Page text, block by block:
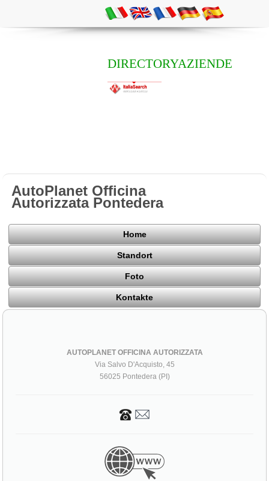
DIRECTORYAZIENDE
AutoPlanet Officina
Autorizzata Pontedera
Home
Standort
Foto
Kontakte
AUTOPLANET OFFICINA AUTORIZZATA
Via Salvo D'Acquisto, 45
56025 Pontedera (PI)